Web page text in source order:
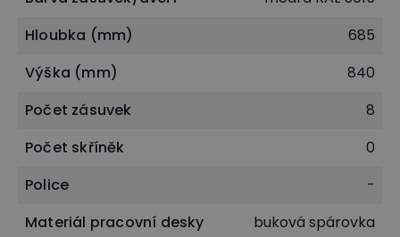
Hloubka (mm)
685
Výška (mm)
840
Počet zásuvek
8
Počet skříněk
0
Police
-
Materiál pracovní desky
buková spárovka